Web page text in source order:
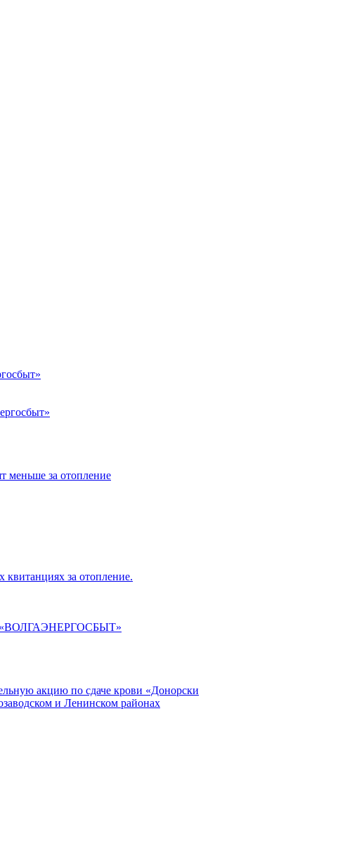
меньше за отопление
за отопление.
акцию по сдаче крови «Донорски
и Ленинском районах